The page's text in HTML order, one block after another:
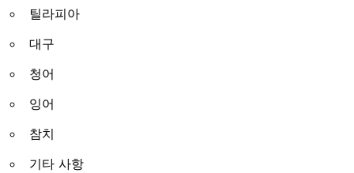
틸라피아
대구
청어
잉어
참치
기타 사항